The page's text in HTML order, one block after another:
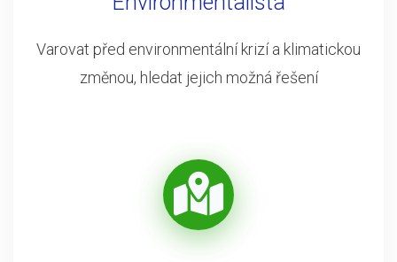
Varovat před environmentální krizí a klimatickou
změnou, hledat jejich možná řešení